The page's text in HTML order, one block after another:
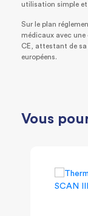
utilisation simple et
Sur le plan
médicaux avec
CE, attestant de
européens.
Vous